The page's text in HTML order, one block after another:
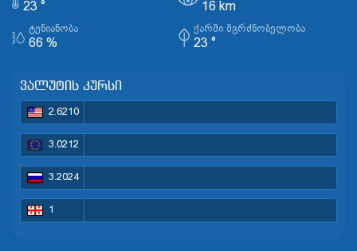
23 ° 16 km
ᲢᲔᲜᲘᲐᲜᲝᲑᲐ
66 %
ᲥᲐᲠᲨᲘ ᲛᲒᲠᲫᲜᲝᲑᲔᲚᲝᲑᲐ
23 °
ვალუტის კურსი
2.6210
3.0212
3.2024
1